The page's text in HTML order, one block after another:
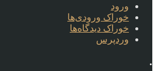
ورود
خوراک ورودی‌ها
خوراک دیدگاه‌ها
وردپرس
.